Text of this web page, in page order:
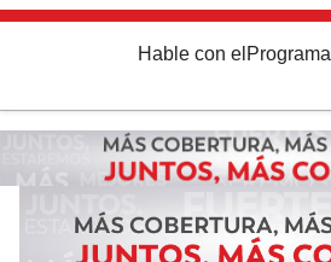
Hable con el Programa